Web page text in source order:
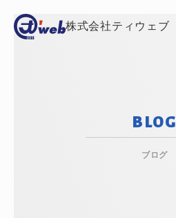
株式会社ティウェブ
BLOG
ブログ